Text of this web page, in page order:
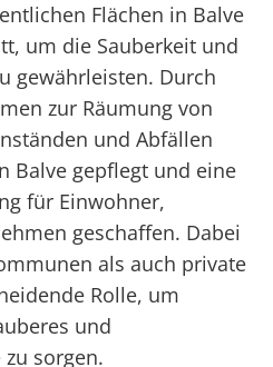
Flächen in Balve
um die Sauberkeit und
gewährleisten. Durch
zur Räumung von
und Abfällen
Balve gepflegt und eine
für Einwohner,
geschaffen. Dabei
als auch private
Rolle, um
und
sorgen.